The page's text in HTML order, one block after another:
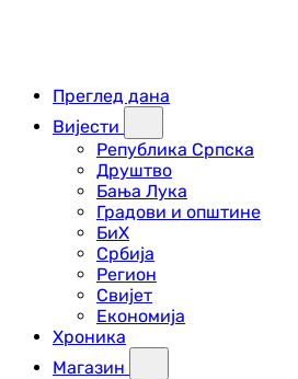
Преглед дана
Вијести
Република Српска
Друштво
Бања Лука
Градови и општине
БиХ
Србија
Регион
Свијет
Економија
Хроника
Магазин